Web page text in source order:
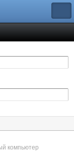
компьютер